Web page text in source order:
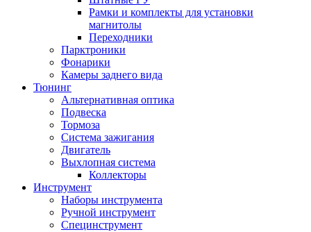
Рамки и комплекты для установки
магнитолы
Переходники
Парктроники
Фонарики
Камеры заднего вида
Тюнинг
Альтернативная оптика
Подвеска
Тормоза
Система зажигания
Двигатель
Выхлопная система
Коллекторы
Инструмент
Наборы инструмента
Ручной инструмент
Специнструмент